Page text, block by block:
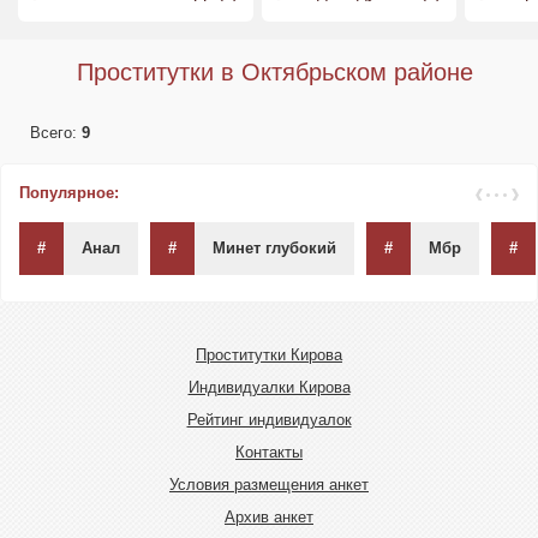
Проститутки в Октябрьском районе
Всего: 9
Популярное:
# Анал # Минет глубокий # Мбр #
Проститутки Кирова
Индивидуалки Кирова
Рейтинг индивидуалок
Контакты
Условия размещения анкет
Архив анкет